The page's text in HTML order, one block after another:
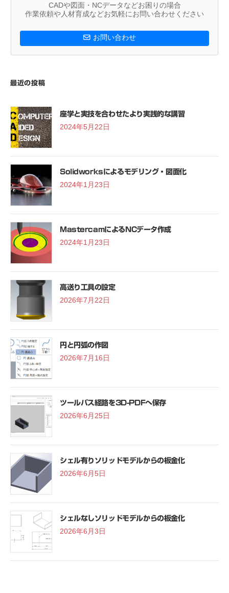
CADや図面・NCデータなどお困りの場合
作業依頼や人材育成などお気軽にお問い合わせください
お問い合わせ
最近の投稿
座学と実技を合わせたより実践的な講習
2024年5月22日
Solidworksによるモデリング・図面化
2024年1月23日
MastercamによるNCデータ作成
2024年1月23日
高送り工具の設定
2026年7月22日
円と円弧の作図
2026年7月16日
ツールパス経路を3D-PDFへ保存
2026年6月25日
シェル有りソリッドモデルからの板金化
2026年6月5日
シェルなしソリッドモデルからの板金化
2026年6月3日